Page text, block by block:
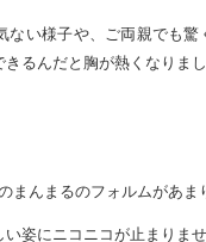
ない様子や、ご両親でも驚
るんだと胸が熱くなりまし
まんまるのフォルムがあま
姿にニコニコが止まりませ